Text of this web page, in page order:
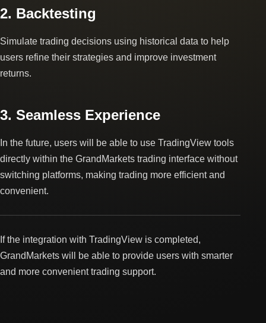
2. Backtesting
Simulate trading decisions using historical data to help
users refine their strategies and improve investment
returns.
3. Seamless Experience
In the future, users will be able to use TradingView tools
directly within the GrandMarkets trading interface without
switching platforms, making trading more efficient and
convenient.
If the integration with TradingView is completed,
GrandMarkets will be able to provide users with smarter
and more convenient trading support.